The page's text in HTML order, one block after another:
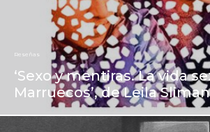
Reseñas
‘Sexo y mentiras. La vida
Marruecos’, de Leila